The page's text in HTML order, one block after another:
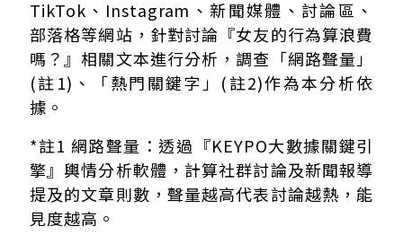
TikTok、Instagram、新聞媒體、討論區、
部落格等網站，針對討論『女友的行為算浪費
嗎？』相關文本進行分析，調查「網路聲量」
(註1)、「熱門關鍵字」(註2)作為本分析依
據。
*註1 網路聲量：透過『KEYPO大數據關鍵引
擎』輿情分析軟體，計算社群討論及新聞報導
提及的文章則數，聲量越高代表討論越熱，能
見度越高。